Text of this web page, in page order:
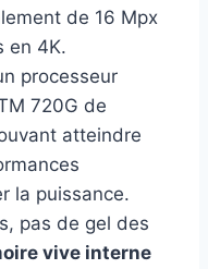
de 16 Mpx
en 4K.
processeur
720G de
atteindre
la puissance.
pas de gel des
vive interne